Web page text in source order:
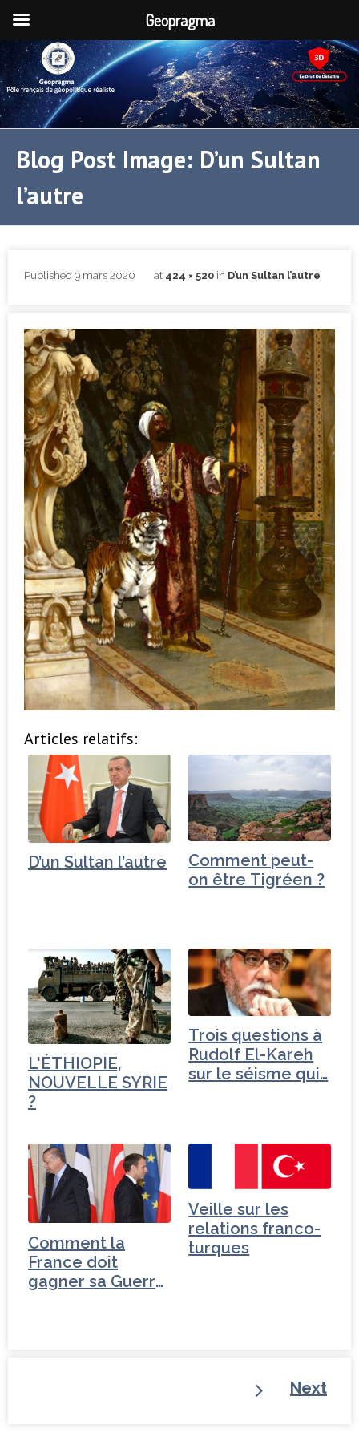
Blog Post Image: D’un Sultan
l’autre
Published 9 mars 2020 at 424 × 520 in D’un Sultan l’autre
Articles relatifs:
D’un Sultan l’autre
Comment peut-
on être Tigréen ?
L'ÉTHIOPIE,
NOUVELLE SYRIE
?
Trois questions à
Rudolf El-Kareh
sur le séisme qui…
Comment la
France doit
gagner sa Guerre
Veille sur les
relations franco-
turques
Next
Geopragma